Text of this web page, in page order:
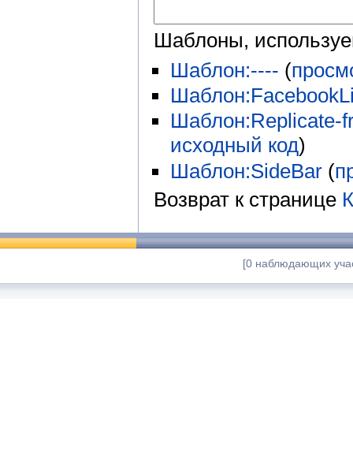
Шаблоны,
Шаблон:---- (
Шаблон:Replicate-
исходный код)
Шаблон:SideBar(
Возврат к странице
[0 наблюдающих